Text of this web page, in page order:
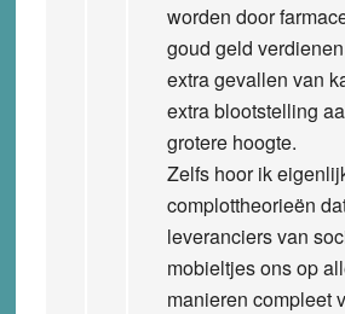
worden door
goud geld
extra gevallen van
extra blootstelling
grotere hoogte.
Zelfs hoor ik
complottheorieën
leveranciers van
mobieltjes ons op
manieren compleet